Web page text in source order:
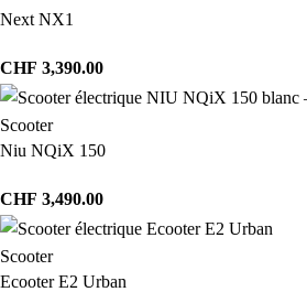
Next NX1
CHF 3,390.00
Scooter
Niu NQiX 150
CHF 3,490.00
Scooter
Ecooter E2 Urban